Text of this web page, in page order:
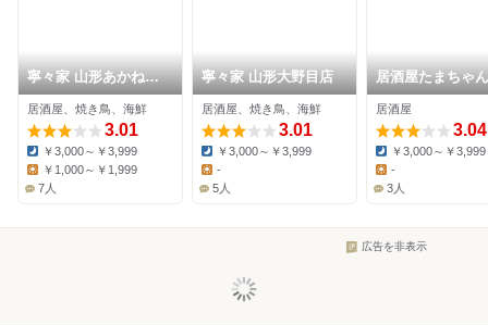
寧々家 山形あかねヶ
丘店
居酒屋、焼き鳥、海鮮
3.01
Dinner:
￥3,000～￥3,999
Lunch:
￥1,000～￥1,999
7人
寧々家 山形大野目店
居酒屋、焼き鳥、海鮮
3.01
Dinner:
￥3,000～￥3,999
Lunch:
-
5人
居酒屋たまちゃん
居酒屋
3.04
Dinner:
￥3,000～￥3,999
Lunch:
-
3人
広告を非表示